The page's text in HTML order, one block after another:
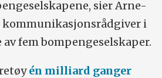
sier Arne-
kommunikasjons­rådgiver i
fem bompengeselskaper.
én milliard ganger